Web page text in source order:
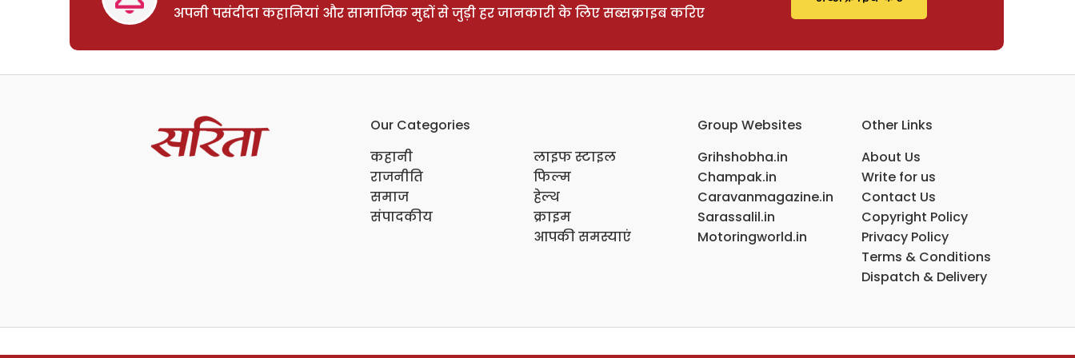
अपनी पसंदीदा कहानियां और सामाजिक मुद्दों से जुड़ी हर जानकारी के लिए सब्सक्राइब करिए
Our Categories
कहानी
राजनीति
समाज
संपादकीय
लाइफ स्टाइल
फिल्म
हेल्थ
क्राइम
आपकी समस्याएं
Group Websites
Grihshobha.in
Champak.in
Caravanmagazine.in
Sarassalil.in
Motoringworld.in
Other Links
About Us
Write for us
Contact Us
Copyright Policy
Privacy Policy
Terms & Conditions
Dispatch & Delivery